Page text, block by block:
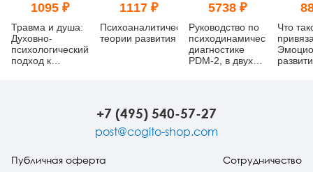
1095 ₽
Травма и душа:
Духовно-
психологический
подход к
1117 ₽
Психоаналитические
теории развития
5738 ₽
Руководство по
психодинамической
диагностике
PDM-2, в двух
Что
+7 (495) 540-57-27
post@cogito-shop.com
Публичная оферта Сотрудничество